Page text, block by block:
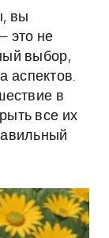
вы
это не
выбор,
аспектов.
в
все их